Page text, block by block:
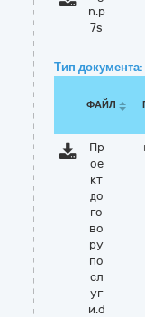
n.p
7s
Тип
ФАЙЛ
Пр
ое
кт
до
го
во
ру
по
сл
уг
и.d